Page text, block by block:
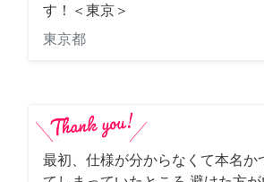
す！＜東京＞
東京都
最初、仕様が分からなくて本名か